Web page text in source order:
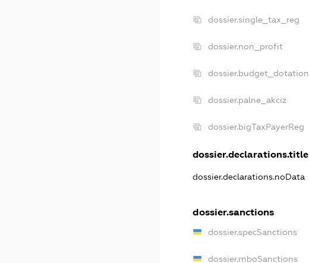
dossier.single_tax_reg
dossier.non_profit
dossier.budget_dotation
dossier.palne_akciz
dossier.bigTaxPayerReg
dossier.declarations.title
dossier.declarations.noData
dossier.sanctions
dossier.specSanctions
dossier.rnboSanctions